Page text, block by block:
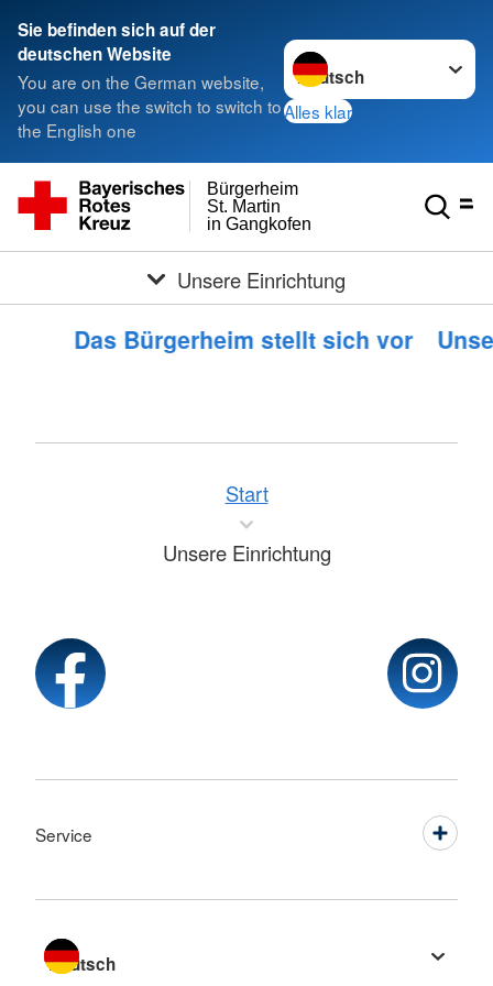
Sie befinden sich auf der
deutschen Website
You are on the German website,
you can use the switch to switch to
the English one
Sprache wechseln zu
Alles klar
in Gangkofen
St. Martin
Bürgerheim
Unsere Einrichtung
Das Bürgerheim stellt sich vor
Start
Unsere Einrichtung
Service
Sprache wechseln zu